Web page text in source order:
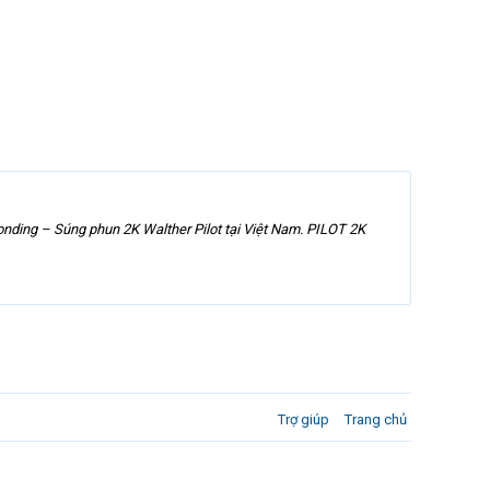
– Súng phun 2K Walther Pilot tại Việt Nam. PILOT 2K
Trợ giúp Trang chủ